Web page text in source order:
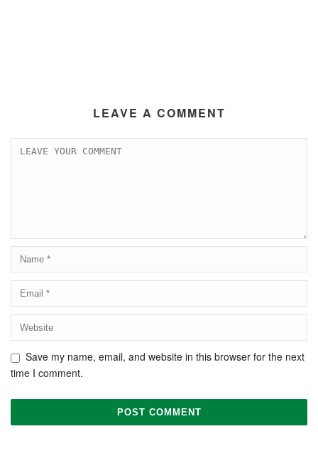
LEAVE A COMMENT
Save my name, email, and website in this browser for the next
time I comment.